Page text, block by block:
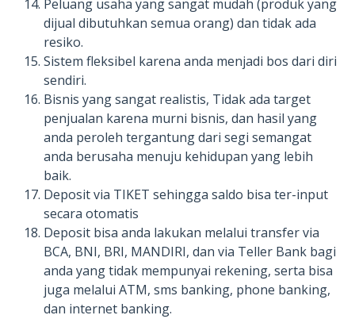
Peluang usaha yang sangat mudah (produk yang
dijual dibutuhkan semua orang) dan tidak ada
resiko.
Sistem fleksibel karena anda menjadi bos dari diri
sendiri.
Bisnis yang sangat realistis, Tidak ada target
penjualan karena murni bisnis, dan hasil yang
anda peroleh tergantung dari segi semangat
anda berusaha menuju kehidupan yang lebih
baik.
Deposit via TIKET sehingga saldo bisa ter-input
secara otomatis
Deposit bisa anda lakukan melalui transfer via
BCA, BNI, BRI, MANDIRI, dan via Teller Bank bagi
anda yang tidak mempunyai rekening, serta bisa
juga melalui ATM, sms banking, phone banking,
dan internet banking.